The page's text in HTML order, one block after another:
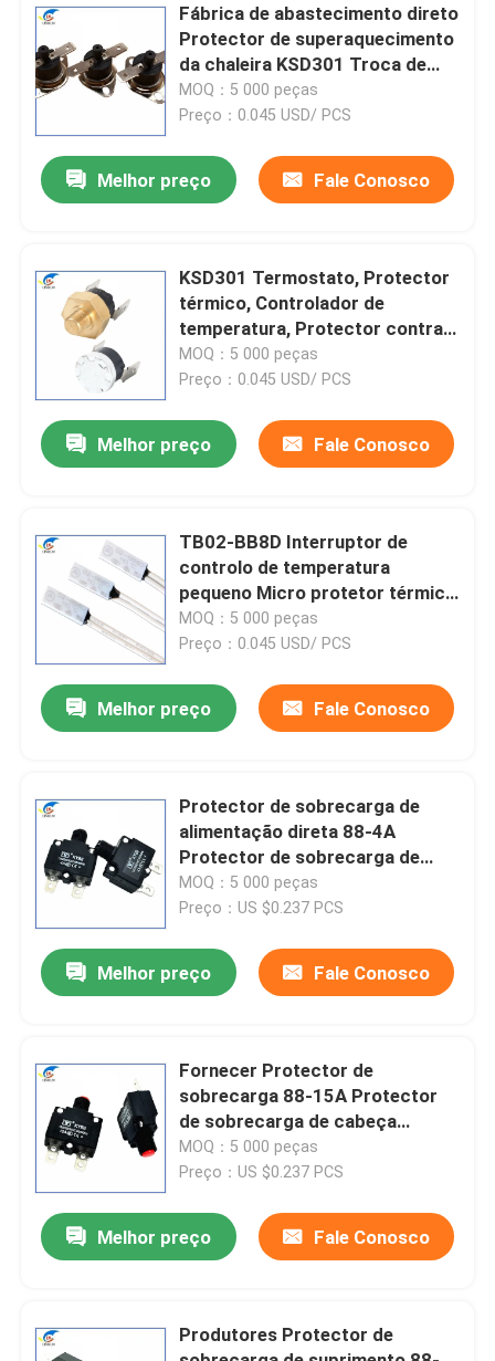
Para casa
vídeos
Sobre nós
Visita à fábrica
Controle de qualidade
Contacte-nos
Notícias
Termistor do PTC
Fábrica de abastecimento direto
Protector de superaquecimento
da chaleira KSD301 Troca de
temperatura de salto 0-300
graus Troca de controle de
MOQ：5 000 peças
Preço：0.045 USD/ PCS
Melhor preço Fale Conosco
KSD301 Termostato, Protector
térmico, Controlador de
temperatura, Protector contra
sobreaquecimento, Limitador de
temperatura, Proteção térmica
MOQ：5 000 peças
Preço：0.045 USD/ PCS
Melhor preço Fale Conosco
TB02-BB8D Interruptor de
controlo de temperatura
pequeno Micro protetor térmico
Interruptor de controlo de
temperatura termostato
MOQ：5 000 peças
Preço：0.045 USD/ PCS
Melhor preço Fale Conosco
Protector de sobrecarga de
alimentação direta 88-4A
Protector de sobrecarga de
cabeça preta Reset manual DC
interruptor de circuito
MOQ：5 000 peças
Preço：US $0.237 PCS
Melhor preço Fale Conosco
Fornecer Protector de
sobrecarga 88-15A Protector
de sobrecarga de cabeça
vermelha Reset manual DC
interruptor de circuito
MOQ：5 000 peças
Preço：US $0.237 PCS
Melhor preço Fale Conosco
Produtores Protector de